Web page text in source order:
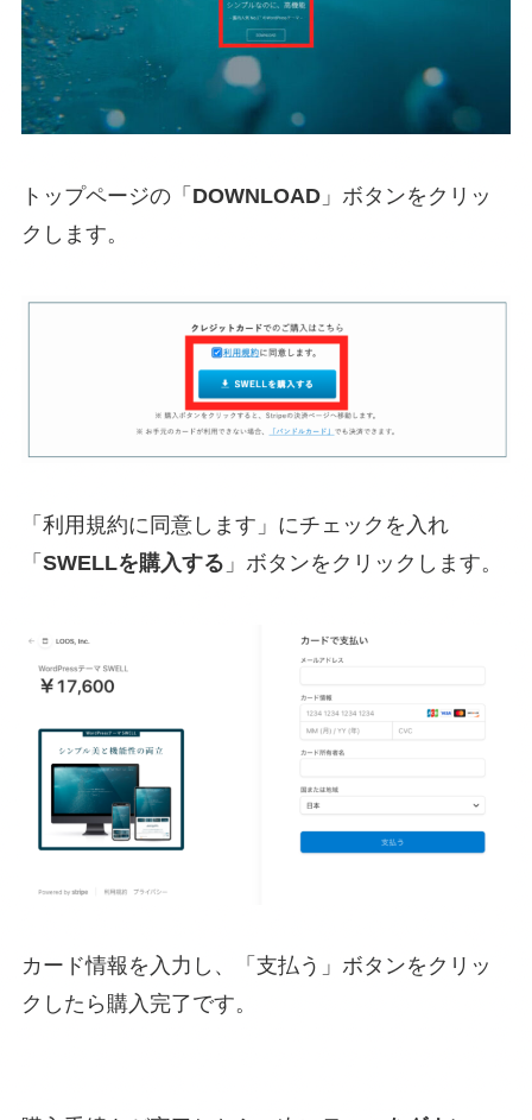
トップページの「 DOWNLOAD」ボタンをクリッ
クします。
「利用規約に同意します」にチェックを入れ
「 SWELLを購入する 」ボタンをクリックします。
カード情報を入力し、「支払う」ボタンをクリッ
クしたら購入完了です。